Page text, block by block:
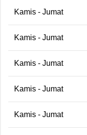
Kamis - Jumat
Kamis - Jumat
Kamis - Jumat
Kamis - Jumat
Kamis - Jumat